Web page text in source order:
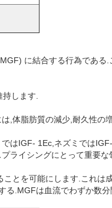
に結合する行為であ
します.
,体脂肪質の減少,耐久性
IGF- 1Ec,ネズミでは
ライシングにとって重要な
とを可能にします.これ
.MGFは血流でわずか数分